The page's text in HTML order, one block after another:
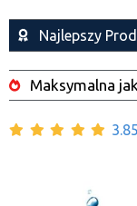
Najlepszy
Maksymalna